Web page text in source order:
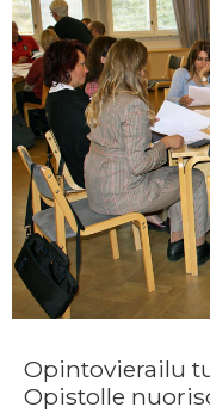
Opintovierailu
Opistolle